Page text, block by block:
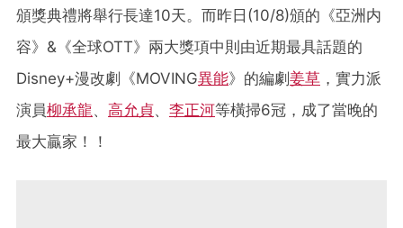
頒獎典禮將舉行長達10天。而昨日(10/8)頒的《亞洲内
容》&《全球OTT》兩大獎項中則由近期最具話題的
Disney+漫改劇《MOVING異能》的編劇姜草 ，實力派
演員柳承龍、 高允貞、 李正河等橫掃6冠，成了當晚的
最大贏家！！